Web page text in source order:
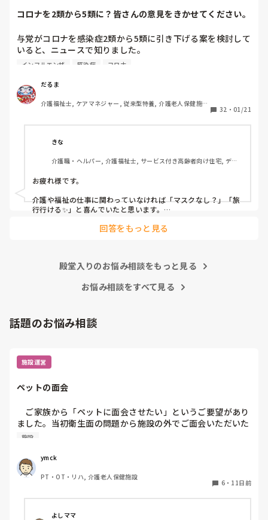
コロナを2類から5類に？皆さんの意見をきかせてください。
与党がコロナを感染症2類から5類に引き下げる案を検討して
いると、ニュースで知りました。
季節性インフルエンザと同じ扱いになるということですが、
季節を問わず流行しますし、罹患しても治療薬がないので、
今よりも感染対策が緩和されるかもしれないことに不安しか
ありません。
インフルエンザ 感染症 コロナ
だるま
介護福祉士, ケアマネジャー, 従来型特養, 介護老人保健施
32 ・ 01/21
きな
介護職・ヘルパー, 介護福祉士, サービス付き高齢者向け住宅, デイ
お疲れ様です。
介護や福祉の仕事に関わっていなければ「マスクなし？」「旅
行行ける✨」と喜んでいたと思います。
しかし、介護職でクラスターや命を落とされる方を目の当たり
インフルエンザと同等？
していただきたいですね…💦
回答をもっと見る
殿堂入りのお悩み相談をもっと見る
お悩み相談をすべて見る
話題のお悩み相談
施設運営
ペットの面会
ご家族から「ペットに面会させたい」というご要望があり
ました。当初衛生面の問題から施設の外でご面会いただいた
のですが、段々と状態がかわりお看取り寸前となった際に
お願いしました。
ご本人にとっても大切なご家族かと思いますし、心情的に
はご対応したいのですが…。何か私共と別の方法で対応され
施設
ymck
PT・OT・リハ, 介護老人保健施設
6・ 11日前
よしママ